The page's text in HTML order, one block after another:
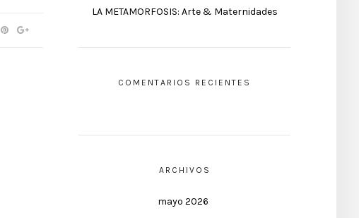
LA METAMORFOSIS: Arte & Maternidades
COMENTARIOS RECIENTES
ARCHIVOS
mayo 2026